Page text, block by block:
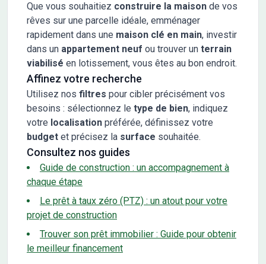
Que vous souhaitiez construire la maison de vos
rêves sur une parcelle idéale, emménager
rapidement dans une maison clé en main, investir
dans un appartement neuf ou trouver un terrain
viabilisé en lotissement, vous êtes au bon endroit.
Affinez votre recherche
Utilisez nos filtres pour cibler précisément vos
besoins : sélectionnez le type de bien, indiquez
votre localisation préférée, définissez votre
budget et précisez la surface souhaitée.
Consultez nos guides
Guide de construction : un accompagnement à
chaque étape
Le prêt à taux zéro (PTZ) : un atout pour votre
projet de construction
Trouver son prêt immobilier : Guide pour obtenir
le meilleur financement